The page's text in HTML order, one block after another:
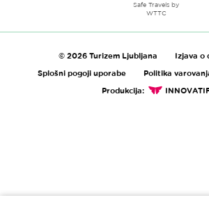
Safe Travels by
WTTC
© 2026 Turizem Ljubljana
Izjava o
Splošni pogoji uporabe
Politika
Produkcija: